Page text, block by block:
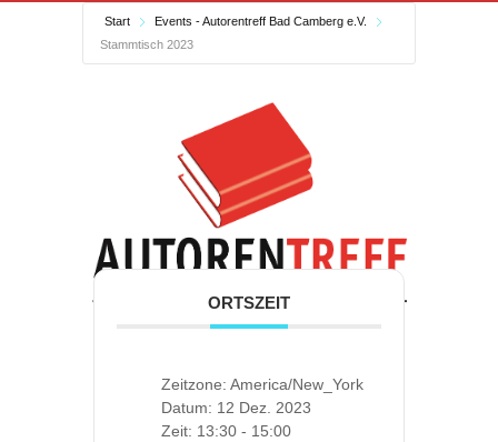
Start
Events - Autorentreff Bad Camberg e.V.
Stammtisch 2023
ORTSZEIT
Zeitzone: America/New_York
Datum: 12 Dez. 2023
Zeit: 13:30 - 15:00